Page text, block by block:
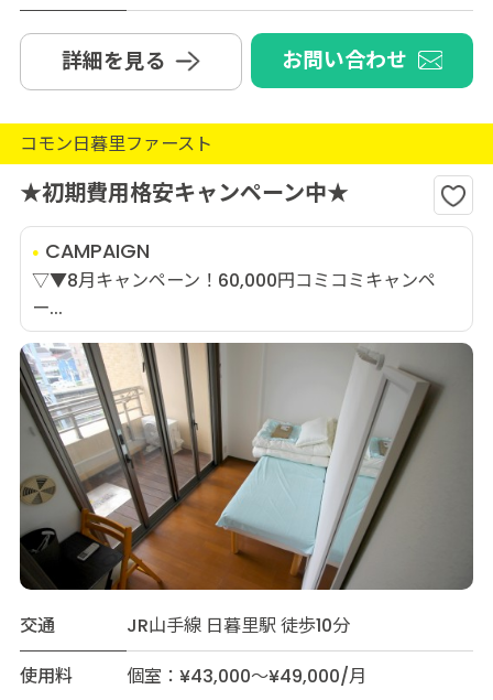
詳細を見る お問い合わせ
コモン日暮里ファースト
★初期費用格安キャンペーン中★
CAMPAIGN
▽▼8月キャンペーン！60,000円コミコミキャンペ
ー...
交通
JR山手線 日暮里駅 徒歩10分
使用料
個室：¥43,000～¥49,000/月